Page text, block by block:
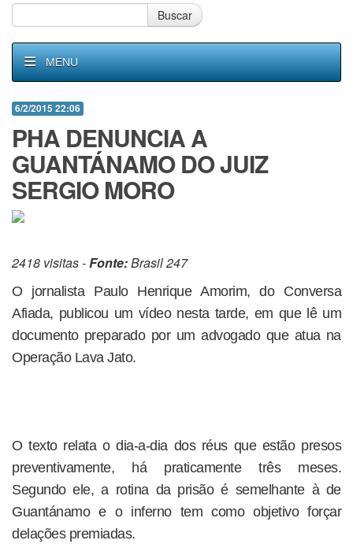
Buscar
MENU
6/2/2015 22:06
PHA DENUNCIA A
GUANTÁNAMO DO JUIZ
SERGIO MORO
2418 visitas -Fonte:Brasil 247
O jornalista Paulo Henrique Amorim, do Conversa
Afiada, publicou um vídeo nesta tarde, em que lê um
documento preparado por um advogado que atua na
Operação Lava Jato.
O texto relata o dia-a-dia dos réus que estão presos
preventivamente, há praticamente três meses.
Segundo ele, a rotina da prisão é semelhante à de
Guantánamo e o inferno tem como objetivo forçar
delações premiadas.